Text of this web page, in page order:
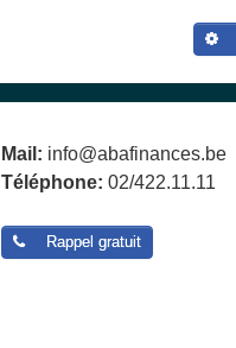
Mail: info@abafinances.be
Téléphone: 02/422.11.11
Rappel gratuit